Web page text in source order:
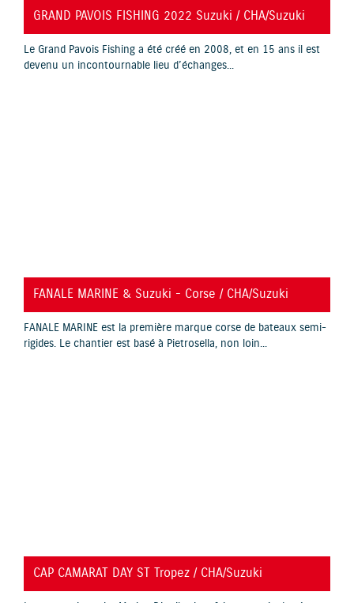
YouTube is disabled. Allow
GRAND PAVOIS FISHING 2022 Suzuki / CHA/Suzuki
Le Grand Pavois Fishing a été créé en 2008, et en 15 ans il est
devenu un incontournable lieu d’échanges...
YouTube is disabled. Allow
FANALE MARINE & Suzuki - Corse / CHA/Suzuki
FANALE MARINE est la première marque corse de bateaux semi-
rigides. Le chantier est basé à Pietrosella, non loin...
YouTube is disabled. Allow
CAP CAMARAT DAY ST Tropez / CHA/Suzuki